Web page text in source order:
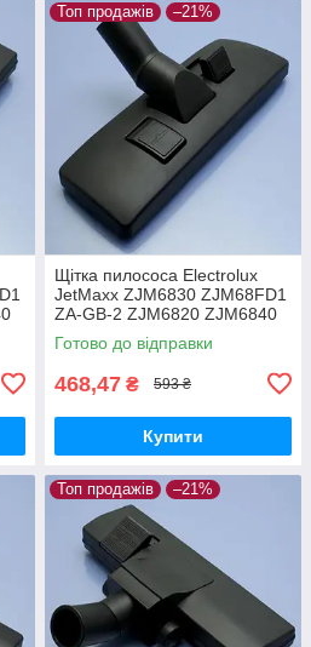
Топ продажів –21%
Щітка пилососа Electrolux
JetMaxx ZJM6830 ZJM68FD1
ZA-GB-2 ZJM6820 ZJM6840
EL4042A ZJG6800 для
ламіната паркета
Готово до відправки
468,47 ₴ 593 ₴
Купити
Топ продажів –21%